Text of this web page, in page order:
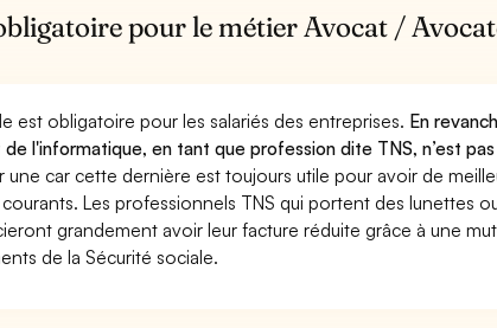
pour le métier Avocat /
est obligatoire pour les salariés des entreprises. En
l'informatique, en tant que profession dite TNS, n’est
car cette dernière est toujours utile pour avoir de
Les professionnels TNS qui portent des lunettes
grandement avoir leur facture réduite grâce à une
de la Sécurité sociale.